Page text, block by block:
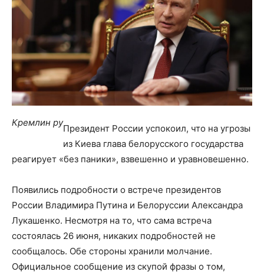
Кремлин ру
Президент России успокоил, что на угрозы
из Киева глава белорусского государства
реагирует «без паники», взвешенно и уравновешенно.
Появились подробности о встрече президентов
России Владимира Путина и Белоруссии Александра
Лукашенко. Несмотря на то, что сама встреча
состоялась 26 июня, никаких подробностей не
сообщалось. Обе стороны хранили молчание.
Официальное сообщение из скупой фразы о том,